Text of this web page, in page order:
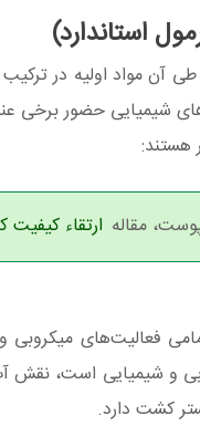
استاندارد)
آن مواد اولیه در
شیمیایی حضور برخی
هستند:
مقاله ارتقاء کیفیت
فعالیت‌های
و شیمیایی است،